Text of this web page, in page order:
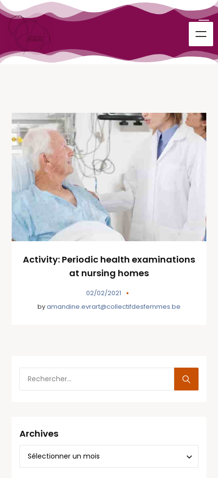
Activity: Periodic health examinations
at nursing homes
02/02/2021
byamandine.evrart@collectifdesfemmes.be
Archives